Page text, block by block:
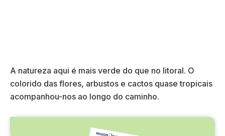
A natureza aqui é mais verde do que no litoral. O
colorido das flores, arbustos e cactos quase tropicais
acompanhou-nos ao longo do caminho.